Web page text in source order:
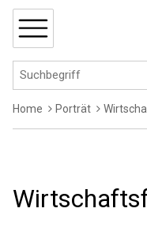
Navigieren
Schnellnavigation
Hauptnavigation
Suchbegriff
Breadcrumb
Home Porträt